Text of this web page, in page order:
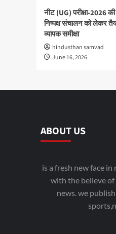
नीट (UG) परीक्षा-2026 की
निष्पक्ष संचालन को लेकर
व्यापक समीक्षा
hindusthan samvad
June 16, 2026
ABOUT US
is a fresh new face
with the believe
news. we